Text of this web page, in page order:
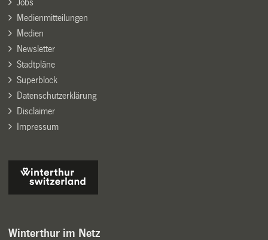
Medienmitteilungen
Medien
Newsletter
Stadtpläne
Superblock
Datenschutzerklärung
Disclaimer
Impressum
Winterthur im Netz